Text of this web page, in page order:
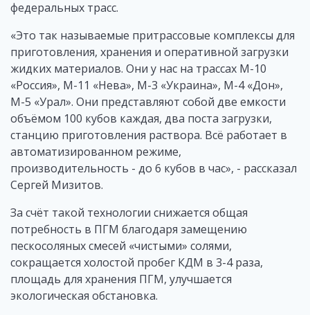
федеральных трасс.
«Это так называемые притрассовые комплексы для
приготовления, хранения и оперативной загрузки
жидких материалов. Они у нас на трассах М-10
«Россия», М-11 «Нева», М-3 «Украина», М-4 «Дон»,
М-5 «Урал». Они представляют собой две емкости
объёмом 100 кубов каждая, два поста загрузки,
станцию приготовления раствора. Всё работает в
автоматизированном режиме,
производительность - до 6 кубов в час», - рассказал
Сергей Мизитов.
За счёт такой технологии снижается общая
потребность в ПГМ благодаря замещению
пескосоляных смесей «чистыми» солями,
сокращается холостой пробег КДМ в 3-4 раза,
площадь для хранения ПГМ, улучшается
экологическая обстановка.